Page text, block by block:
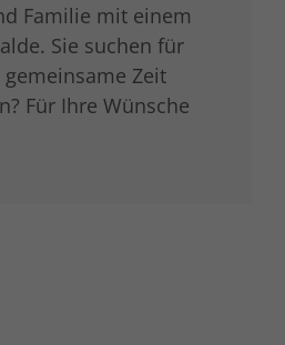
Familie mit einem
Sie suchen für
Zeit
Für Ihre Wünsche